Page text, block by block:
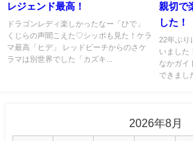
レジェンド最高！
ドラゴンレディ楽しかったなー「ひで」
くじらの声聞こえた♡シッポも見た！ケラ
マ最高「ヒデ」 レッドビーチからのさケ
ラマは別世界でした「カズキ...
親切で
した！
22年ぶり
いました
なかガイ
できまし
2026年8月